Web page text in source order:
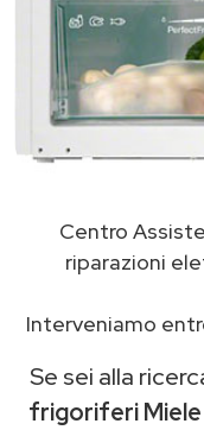
Centro
riparazioni
Interveniamo
Se sei alla
frigoriferi Miele